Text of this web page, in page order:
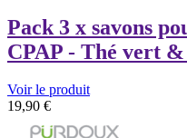
Pack 3 x savons
CPAP - Thé vert
Voir le produit
19,90 €